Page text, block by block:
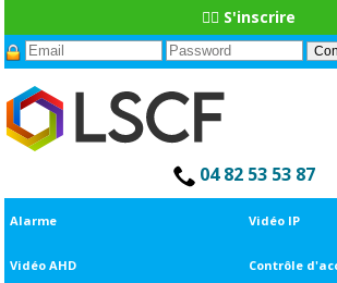
👆🏼 S'inscrire
04 82 53 53 87
Alarme Vidéo IP
Vidéo AHD Contrôle